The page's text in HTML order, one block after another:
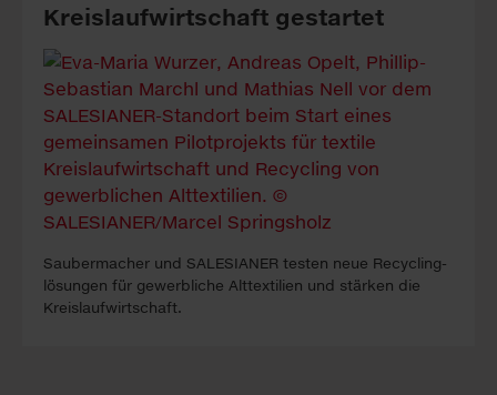
Kreis­lauf­wirt­schaft ge­star­tet
Sauber­macher und SALESIANER tes­ten neue Re­cy­cling­
lö­sung­en für ge­werbli­che Alt­tex­tilien und stär­ken die
Kreis­lauf­wirt­schaft.